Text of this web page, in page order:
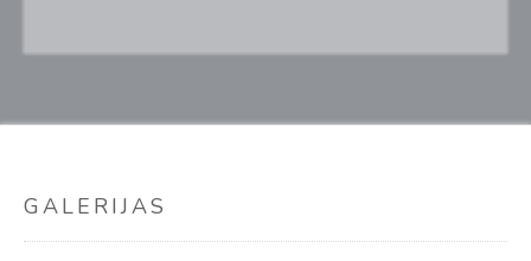
GALERIJAS